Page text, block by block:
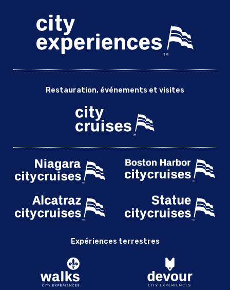
Restauration, événements et visites
Expériences terrestres